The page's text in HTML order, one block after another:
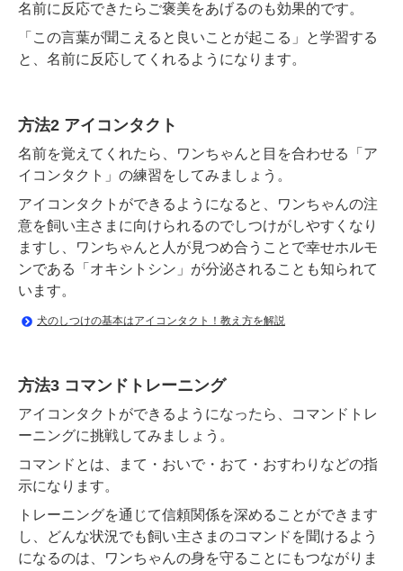
名前に反応できたらご褒美をあげるのも効果的です。
「この言葉が聞こえると良いことが起こる」と学習する
と、名前に反応してくれるようになります。
方法2 アイコンタクト
名前を覚えてくれたら、ワンちゃんと目を合わせる「ア
イコンタクト」の練習をしてみましょう。
アイコンタクトができるようになると、ワンちゃんの注
意を飼い主さまに向けられるのでしつけがしやすくなり
ますし、ワンちゃんと人が見つめ合うことで幸せホルモ
ンである「オキシトシン」が分泌されることも知られて
います。
犬のしつけの基本はアイコンタクト！教え方を解説
方法3 コマンドトレーニング
アイコンタクトができるようになったら、コマンドトレ
ーニングに挑戦してみましょう。
コマンドとは、まて・おいで・おて・おすわりなどの指
示になります。
トレーニングを通じて信頼関係を深めることができます
し、どんな状況でも飼い主さまのコマンドを聞けるよう
になるのは、ワンちゃんの身を守ることにもつながりま